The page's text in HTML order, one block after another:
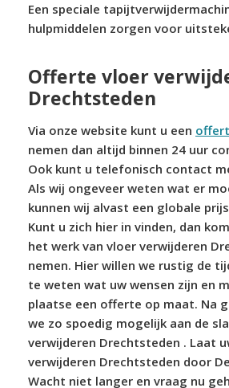
Een speciale
hulpmiddelen zorgen voor
Offerte vloer
Drechtsteden
Via onze website kunt u een
nemen dan altijd binnen 24 uur
Ook kunt u telefonisch contact
Als wij ongeveer weten wat er
kunnen wij alvast een globale
Kunt u zich hier in vinden, dan
het werk van vloer verwijderen
nemen. Hier willen we rustig de
te weten wat uw wensen zijn en
plaatse een offerte op maat. Na
we zo spoedig mogelijk aan de
verwijderen Drechtsteden . Laat
verwijderen Drechtsteden door
Wacht niet langer en vraag nu